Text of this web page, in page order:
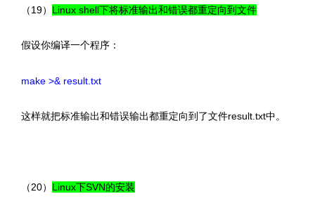
（19） Linux shell下将标准输出和错误都重定向到文件
假设你编译一个程序：
make >& result.txt
这样就把标准输出和错误输出都重定向到了文件result.txt中。
（20） Linux下SVN的安装